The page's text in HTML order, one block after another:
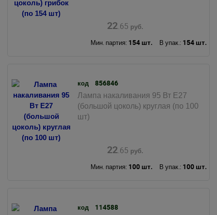
22.65 руб.
Мин. партия: 154 шт. В упак.: 154 шт.
код 856846
Лампа накаливания 95 Вт Е27
(большой цоколь) круглая (по 100
шт)
22.65 руб.
Мин. партия: 100 шт. В упак.: 100 шт.
код 114588